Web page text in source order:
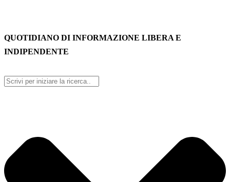
QUOTIDIANO DI INFORMAZIONE LIBERA E
INDIPENDENTE